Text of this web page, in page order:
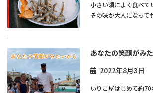
小さい頃によく食べて
その味が大人になっ
あなたの笑顔がみ
2022年8月3日
いりこ屋はじめて約